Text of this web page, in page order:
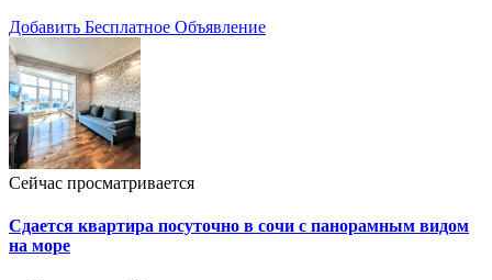
Добавить Бесплатное Объявление
Сейчас просматривается
Сдается квартира посуточно в сочи с панорамным видом
на море